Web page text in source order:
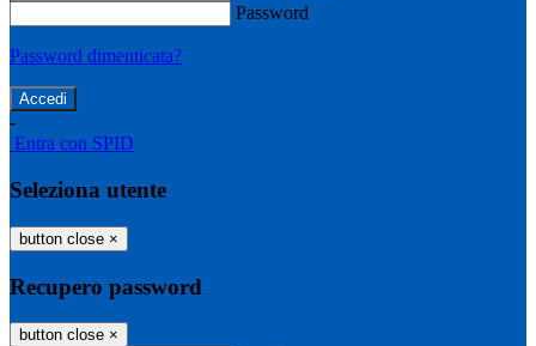
Password
Password dimenticata?
-
Entra con SPID
Seleziona utente
button close ×
Recupero password
button close ×